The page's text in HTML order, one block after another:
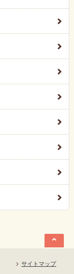
サイトマップ